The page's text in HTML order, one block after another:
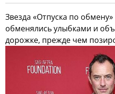
Звезда «Отпуска по
обменялись улыбками и
дорожке, прежде чем